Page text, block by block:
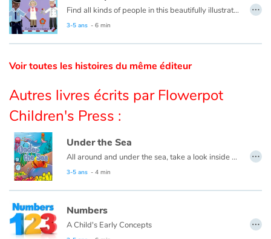
Catalogue anglais
Aide
Accueil
Famille
Écoles
Médiathèques
Find all kinds of people in this beautifully illustrated First Words book by artist Lisa M Gardiner, perfect for your youngest reader discovering the joy of books.
3-5 ans - 6 min
…
Voir toutes les histoires du même éditeur
Autres livres écrits par Flowerpot
Children's Press :
Under the Sea
All around and under the sea, take a look inside and explore with me.
3-5 ans - 4 min
…
Numbers
A Child's Early Concepts …